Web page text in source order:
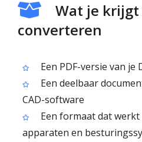
Wat je
converteren
Een PDF-versie van je
Een deelbaar
CAD-software
Een formaat dat
apparaten en